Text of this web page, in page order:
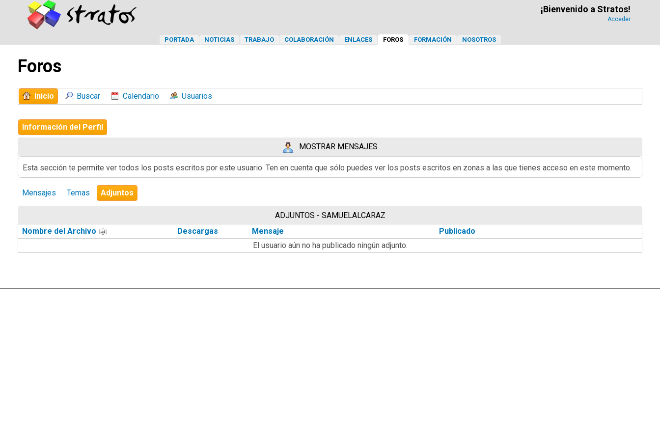
¡Bienvenido a Stratos!
Acceder
PORTADA NOTICIAS TRABAJO COLABORACIÓN ENLACES FOROS FORMACIÓN NOSOTROS
Foros
Inicio Buscar Calendario Usuarios
Información del Perfil
MOSTRAR MENSAJES
Esta sección te permite ver todos los posts escritos por este usuario. Ten en cuenta que sólo puedes ver los posts escritos en zonas a las que tienes acceso en este momento.
Mensajes Temas Adjuntos
ADJUNTOS - SAMUELALCARAZ
Nombre del Archivo
Descargas Mensaje
Publicado
El usuario aún no ha publicado ningún adjunto.